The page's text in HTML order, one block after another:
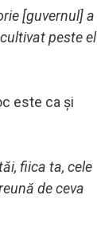
[guvernul] a
peste el
este ca și
fiica ta, cele
de ceva